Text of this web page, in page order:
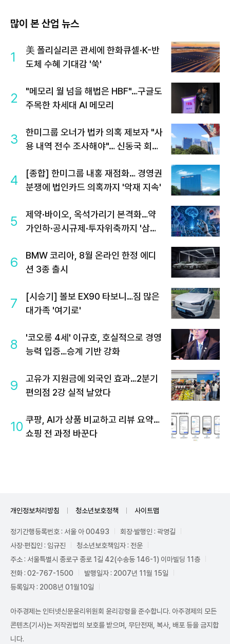
많이 본 산업 뉴스
1
美 폴리실리콘 관세에 한화큐셀·K-반
도체 수혜 기대감 '쑥'
2
"메모리 월 넘을 해법은 HBF"…구글도
주목한 차세대 AI 메모리
3
한미그룹 오너가 법카 의혹 제보자 "사
용 내역 전수 조사해야"… 신동국 회장
4
[종합] 한미그룹 내홍 재점화… 경영권
분쟁에 법인카드 의혹까지 '악재 지속'
5
제약·바이오, 옥석가리기 본격화…약
가인하·공시규제·투자위축까지 '삼중
6
BMW 코리아, 8월 온라인 한정 에디
션 3종 출시
7
[시승기] 볼보 EX90 타보니…짐 많은
대가족 '여기로'
8
'코오롱 4세' 이규호, 호실적으로 경영
능력 입증…승계 기반 강화
9
고유가 지원금에 외국인 효과…2분기
편의점 2강 실적 날았다
10 쿠팡, AI가 상품 비교하고 리뷰 요약…
쇼핑 전 과정 바꾼다
개인정보처리방침 청소년보호정책 사이트맵
정기간행등록번호 : 서울 아 00493
회장·발행인 : 곽영길
사장·편집인 : 임규진
청소년보호책임자 : 전운
주소 : 서울특별시 종로구 종로 1길 42(수송동 146-1) 이마빌딩 11층
전화 : 02-767-1500
발행일자 : 2007년 11월 15일
등록일자 : 2008년 01월10일
아주경제는 인터넷신문윤리위원회 윤리강령을 준수합니다. 아주경제의 모든
콘텐츠(기사)는 저작권법의 보호를 받으며, 무단전재, 복사, 배포 등을 금지합
니다.